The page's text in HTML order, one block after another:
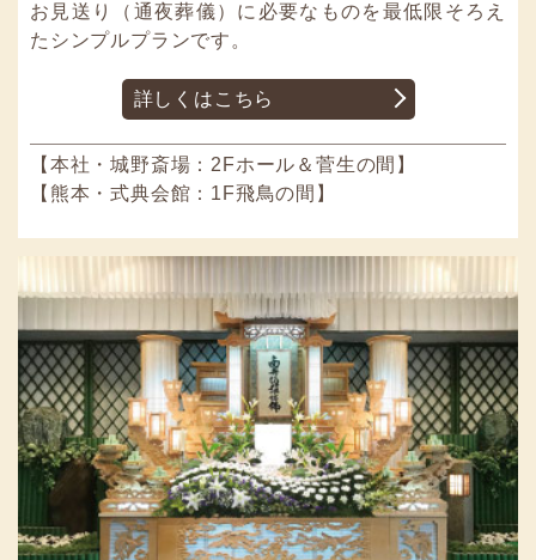
お見送り（通夜葬儀）に必要なものを最低限そろえ
たシンプルプランです。
詳しくはこちら
【本社・城野斎場：2Fホール＆菅生の間】
【熊本・式典会館：1F飛鳥の間】